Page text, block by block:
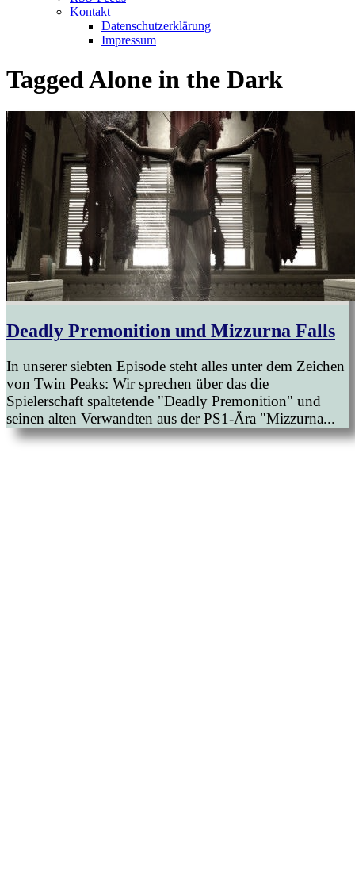
Kontakt
Datenschutzerklärung
Impressum
TaggedAlone in the Dark
Deadly Premonition und Mizzurna Falls
In unserer siebten Episode steht alles unter dem Zeichen
von Twin Peaks: Wir sprechen über das die
Spielerschaft spaltetende "Deadly Premonition" und
seinen alten Verwandten aus der PS1-Ära "Mizzurna...